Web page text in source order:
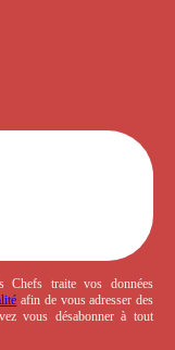
Chefs traite vos données
afin de vous adresser des
vous désabonner à tout